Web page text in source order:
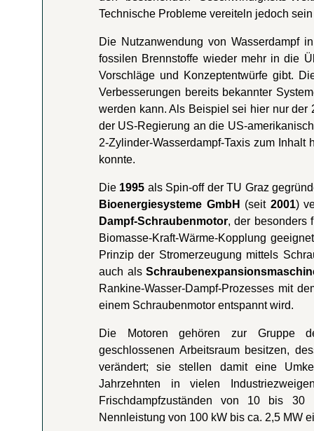
Technische Probleme vereiteln jedoch
Die Nutzanwendung von Wasserdampf
fossilen Brennstoffe wieder mehr in die
Vorschläge und Konzeptentwürfe gibt.
Verbesserungen bereits bekannter
werden kann. Als Beispiel sei hier nur
der US-Regierung an die US-
2-Zylinder-Wasserdampf-Taxis zum
konnte.
Die 1995 als Spin-off der TU Graz
Bioenergiesysteme GmbH (seit 2001)
Dampf-Schraubenmotor, der besonders
Biomasse-Kraft-Wärme-Kopplung
Prinzip der Stromerzeugung mittels
auch als
Rankine-Wasser-Dampf-Prozesses mit
einem Schraubenmotor entspannt wird.
Die Motoren gehören zur Gruppe
geschlossenen Arbeitsraum besitzen,
verändert; sie stellen damit eine
Jahrzehnten in vielen
Frischdampfzuständen von 10 bis
Nennleistung von 100 kW bis ca. 2,5 MW